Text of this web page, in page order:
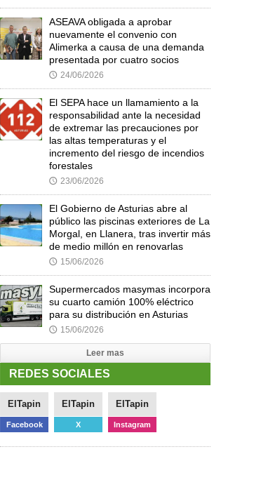
ASEAVA obligada a aprobar
nuevamente el convenio con
Alimerka a causa de una demanda
presentada por cuatro socios
🕔 24/06/2026
El SEPA hace un llamamiento a la
responsabilidad ante la necesidad
de extremar las precauciones por
las altas temperaturas y el
incremento del riesgo de incendios
forestales
🕔 23/06/2026
El Gobierno de Asturias abre al
público las piscinas exteriores de La
Morgal, en Llanera, tras invertir más
de medio millón en renovarlas
🕔 15/06/2026
Supermercados masymas incorpora
su cuarto camión 100% eléctrico
para su distribución en Asturias
🕔 15/06/2026
Leer mas
REDES SOCIALES
ElTapin
Facebook
ElTapin
X
ElTapin
Instagram